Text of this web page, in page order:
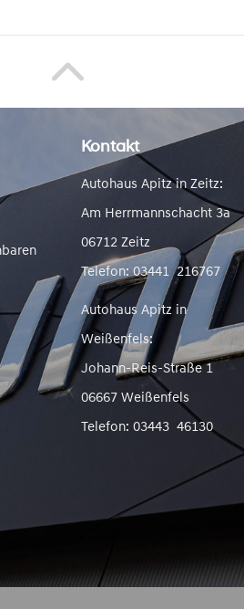
Kontakt
Autohaus Apitz in Zeitz:
Am Herrmannschacht 3a
06712 Zeitz
Telefon: 03441 216767
Autohaus Apitz in
Weißenfels:
Johann-Reis-Straße 1
06667 Weißenfels
Telefon: 03443 46130